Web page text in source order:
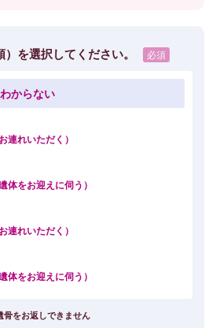
を選択してください。
からない
連れいただく）
体をお迎えに伺う）
連れいただく）
体をお迎えに伺う）
骨をお返しできません